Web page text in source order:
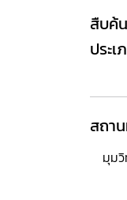
สืบค้
ประ
สถา
มุม